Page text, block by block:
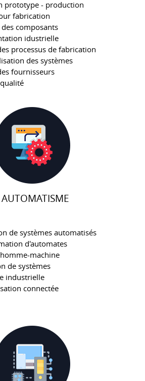
prototype - production
fabrication
composants
idustrielle
processus de fabrication
des systèmes
fournisseurs
AUTOMATISME
de systèmes automatisés
d'automates
machine
de systèmes
industrielle
connectée